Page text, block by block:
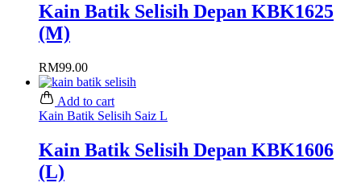
Kain Batik Selisih Depan KBK1625
(M)
RM99.00
Add to cart
Kain Batik Selisih Saiz L
Kain Batik Selisih Depan KBK1606
(L)